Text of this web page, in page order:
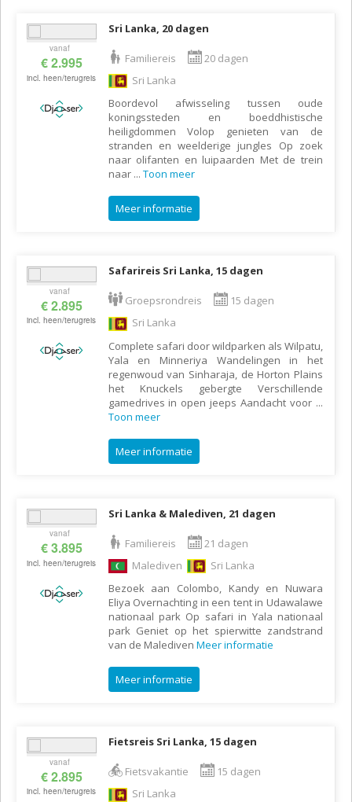
vanaf
€ 2.995
incl. heen/terugreis
Sri Lanka, 20 dagen
Familiereis
20 dagen
Sri Lanka
Boordevol afwisseling tussen oude
koningssteden en boeddhistische
heiligdommen Volop genieten van de
stranden en weelderige jungles Op zoek
naar olifanten en luipaarden Met de trein
naar ... Toon meer
Meer informatie
vanaf
€ 2.895
incl. heen/terugreis
Safarireis Sri Lanka, 15 dagen
Groepsrondreis
15 dagen
Sri Lanka
Complete safari door wildparken als Wilpatu,
Yala en Minneriya Wandelingen in het
regenwoud van Sinharaja, de Horton Plains
het Knuckels gebergte Verschillende
gamedrives in open jeeps Aandacht voor ...
Toon meer
Meer informatie
vanaf
€ 3.895
incl. heen/terugreis
Sri Lanka & Malediven, 21 dagen
Familiereis
21 dagen
Malediven
Sri Lanka
Bezoek aan Colombo, Kandy en Nuwara
Eliya Overnachting in een tent in Udawalawe
nationaal park Op safari in Yala nationaal
park Geniet op het spierwitte zandstrand
van de Malediven Meer informatie
Meer informatie
vanaf
€ 2.895
incl. heen/terugreis
Fietsreis Sri Lanka, 15 dagen
Fietsvakantie
15 dagen
Sri Lanka